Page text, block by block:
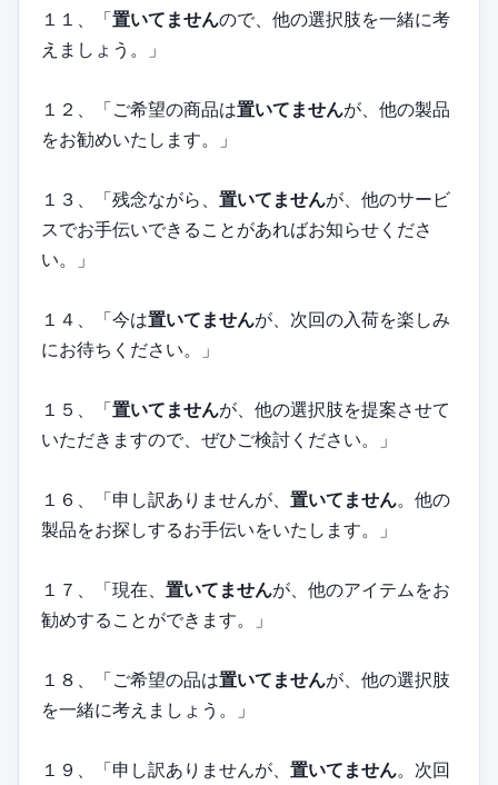
１１、「置いてませんので、他の選択肢を一緒に考
えましょう。」
１２、「ご希望の商品は置いてませんが、他の製品
をお勧めいたします。」
１３、「残念ながら、 置いてませんが、他のサービ
スでお手伝いできることがあればお知らせくださ
い。」
１４、「今は置いてませんが、次回の入荷を楽しみ
にお待ちください。」
１５、「置いてませんが、他の選択肢を提案させて
いただきますので、ぜひご検討ください。」
１６、「申し訳ありませんが、 置いてません。他の
製品をお探しするお手伝いをいたします。」
１７、「現在、 置いてませんが、他のアイテムをお
勧めすることができます。」
１８、「ご希望の品は置いてませんが、他の選択肢
を一緒に考えましょう。」
１９、「申し訳ありませんが、 置いてません。次回